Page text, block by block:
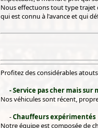
Nous effectuons tout type trajet
qui est connu à l'avance et qui
Profitez des considérables
- Service pas cher mais sur
Nos véhicules sont récent,
-Chauffeurs expérimentés
Notre équipe est composée de